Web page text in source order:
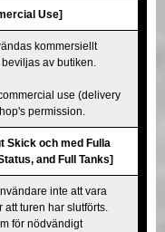
Use]
kommersiellt
av butiken.
use (delivery
permission.
Skick och med Fulla
and Full Tanks]
inte att vara
turen har slutförts.
för nödvändigt